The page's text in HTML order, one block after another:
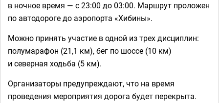
в ночное время — с 23:00 до 03:00. Маршрут проложен
по автодороге до аэропорта «Хибины».
Можно принять участие в одной из трех дисциплин:
полумарафон (21,1 км), бег по шоссе (10 км)
и северная ходьба (5 км).
Организаторы предупреждают, что на время
проведения мероприятия дорога будет перекрыта.